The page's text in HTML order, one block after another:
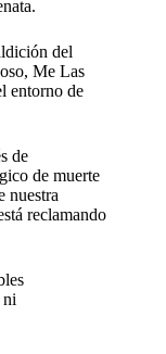
del
Me Las
entorno de
de
de muerte
nuestra
reclamando
ni